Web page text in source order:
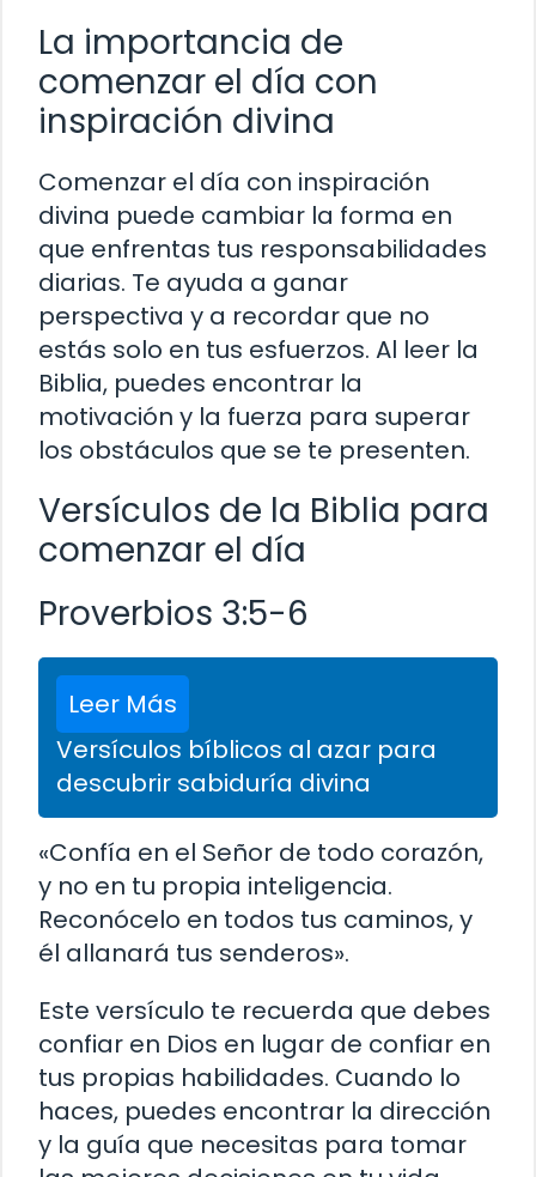
La importancia de
comenzar el día con
inspiración divina
Comenzar el día con inspiración
divina puede cambiar la forma en
que enfrentas tus responsabilidades
diarias. Te ayuda a ganar
perspectiva y a recordar que no
estás solo en tus esfuerzos. Al leer la
Biblia, puedes encontrar la
motivación y la fuerza para superar
los obstáculos que se te presenten.
Versículos de la Biblia para
comenzar el día
Proverbios 3:5-6
Leer Más
Versículos bíblicos al azar para
descubrir sabiduría divina
«Confía en el Señor de todo corazón,
y no en tu propia inteligencia.
Reconócelo en todos tus caminos, y
él allanará tus senderos».
Este versículo te recuerda que debes
confiar en Dios en lugar de confiar en
tus propias habilidades. Cuando lo
haces, puedes encontrar la dirección
y la guía que necesitas para tomar